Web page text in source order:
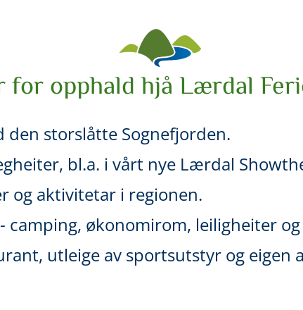
for opphald hjå Lærdal
storslåtte Sognefjorden.
bl.a. i vårt nye Lærdal
og aktivitetar i regionen.
camping, økonomirom, leiligheiter
utleige av sportsutstyr og